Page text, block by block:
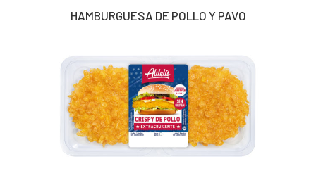
HAMBURGUESA DE POLLO Y PAVO